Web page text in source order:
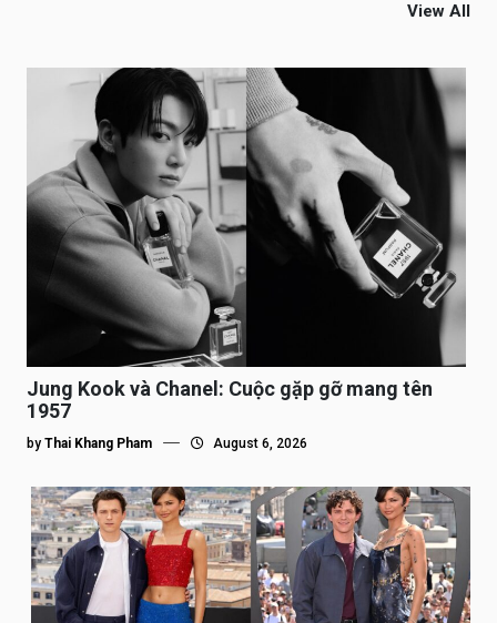
View All
Jung Kook và Chanel: Cuộc gặp gỡ mang tên
1957
by Thai Khang Pham August 6, 2026